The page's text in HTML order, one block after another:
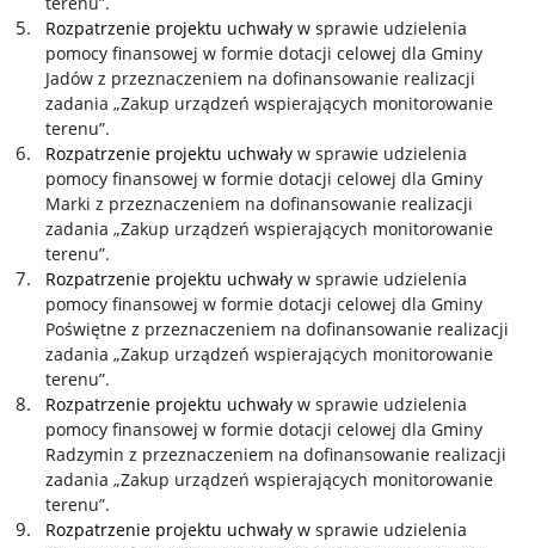
Rozpatrzenie projektu uchwały w sprawie udzielenia
pomocy finansowej w formie dotacji celowej dla Gminy
Jadów z przeznaczeniem na dofinansowanie realizacji
zadania „Zakup urządzeń wspierających monitorowanie
terenu”.
Rozpatrzenie projektu uchwały w sprawie udzielenia
pomocy finansowej w formie dotacji celowej dla Gminy
Marki z przeznaczeniem na dofinansowanie realizacji
zadania „Zakup urządzeń wspierających monitorowanie
terenu”.
Rozpatrzenie projektu uchwały w sprawie udzielenia
pomocy finansowej w formie dotacji celowej dla Gminy
Poświętne z przeznaczeniem na dofinansowanie realizacji
zadania „Zakup urządzeń wspierających monitorowanie
terenu”.
Rozpatrzenie projektu uchwały w sprawie udzielenia
pomocy finansowej w formie dotacji celowej dla Gminy
Radzymin z przeznaczeniem na dofinansowanie realizacji
zadania „Zakup urządzeń wspierających monitorowanie
terenu”.
Rozpatrzenie projektu uchwały w sprawie udzielenia